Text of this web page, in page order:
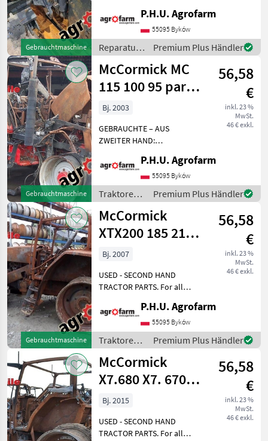
Gebrauchtmaschine
message by e-mail either
whatsapp. TRAKTOR -
SCHLEPPER ERSATZTEILE.
Bei weiteren fragen
kontaktieren
P.H.U. Agrofarm
55095 Byków
Reparatur
und
Ersatzteile
/
McCormick
Premium Plus Händler
Gebrauchtmaschine
McCormick MC
115 100 95 parts,
ersatzteile,
56,58
€
inkl. 23 %
MwSt.
46 € exkl.
Bj. 2003
GEBRAUCHTE – AUS
ZWEITER HAND:
Teile rufen Sie uns bitte an
oder senden Sie uns eine
Nachricht per E-Mail oder
WhatsApp. TRAKTOR –
SCHLEPPER-E
P.H.U. Agrofarm
55095 Byków
Traktoren /
McCormick
Premium Plus Händler
Gebrauchtmaschine
McCormick
XTX200 185 215
parts,
pieces
56,58
€
inkl. 23 %
MwSt.
46 € exkl.
Bj. 2007
USED - SECOND HAND
TRACTOR PARTS. For all
message by e-mail either
whatsapp. TRAKTOR -
SCHLEPPER ERSATZTEILE.
Bei weiteren fragen
kontaktieren
P.H.U. Agrofarm
55095 Byków
Traktoren /
McCormick
Premium Plus Händler
McCormick
X7.680 X7. 670
parts,
pieces
56,58
€
inkl. 23 %
MwSt.
46 € exkl.
Bj. 2015
USED - SECOND HAND
TRACTOR PARTS. For all